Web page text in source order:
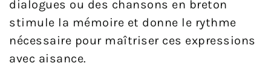
dialogues ou des chansons en breton
stimule la mémoire et donne le rythme
nécessaire pour maîtriser ces expressions
avec aisance.